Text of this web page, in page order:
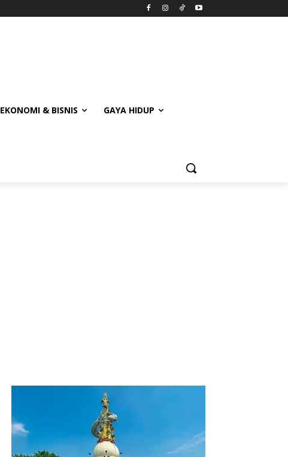
EKONOMI & BISNIS GAYA HIDUP